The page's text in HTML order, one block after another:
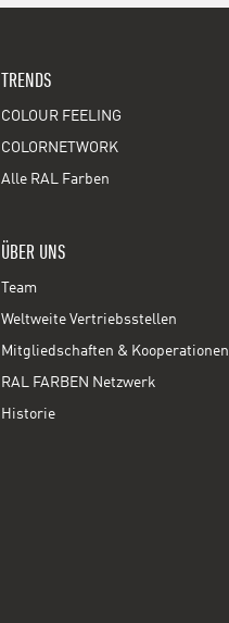
TRENDS
COLOUR FEELING
COLORNETWORK
Alle RAL Farben
ÜBER UNS
Team
Weltweite Vertriebsstellen
Mitgliedschaften & Kooperationen
RAL FARBEN Netzwerk
Historie